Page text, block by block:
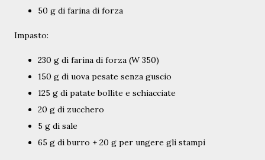
50 g di farina di forza
Impasto:
230 g di farina di forza (W 350)
150 g di uova pesate senza guscio
125 g di patate bollite e schiacciate
20 g di zucchero
5 g di sale
65 g di burro + 20 g per ungere gli stampi